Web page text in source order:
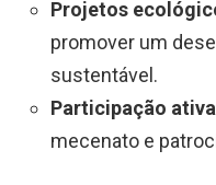
Projetos
promover um
sustentável.
Participação
mecenato e